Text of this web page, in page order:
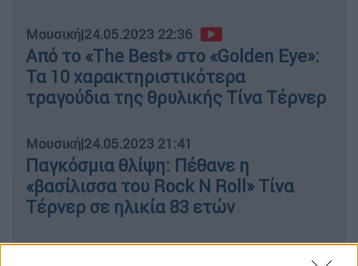
Μουσική|24.05.2023 22:36
Από το «The Best» στο «Golden Eye»:
Τα 10 χαρακτηριστικότερα
τραγούδια της θρυλικής Τίνα Τέρνερ
Μουσική|24.05.2023 21:41
Παγκόσμια θλίψη: Πέθανε η
«βασίλισσα του Rock N Roll» Τίνα
Τέρνερ σε ηλικία 83 ετών